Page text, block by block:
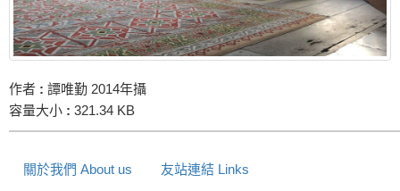
作者 : 譚唯勤 2014年攝
容量大小 : 321.34 KB
關於我們 About us 友站連結 Links